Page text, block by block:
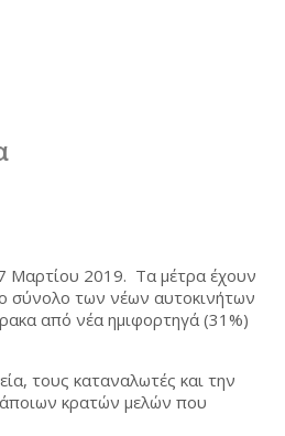
Μαρτίου 2019. Τα μέτρα έχουν
σύνολο των νέων αυτοκινήτων
από νέα ημιφορτηγά (31%)
τους καταναλωτές και την
κρατών μελών που